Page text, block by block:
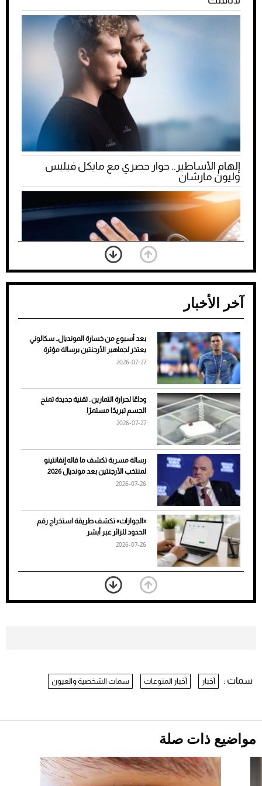
إلهام الأساطير.. حوار حصري مع مايكل فيلبس
وليون مارشان
ضعف تبريد مكيف السيارة عند الوقوف.. أشهر
الأسباب والحلول
7 نصائح لاختيار لون البنطلون المناسب للقميص
الأسود
آخر الأخبار
بعد أسبوع من خسارة المونديال.. سكالوني
يعتذر لجماهير الأرجنتين برسالة مؤثرة
2026-07-27
وداعًا لحرارة التمارين.. تقنية جديدة تمنح
الجسم تبريدًا مستمرًا
2026-07-27
رسالة مسربة تكشف ما قاله إنفانتينو
لمنتخب الأرجنتين بعد مونديال 2026
2026-07-26
«الجوازات» تكشف طريقة استخراج رقم
الحدود للزائر عبر أبشر
2026-07-26
بعد 7 أشهر من تعرضه لحادث مروع.. جوشوا
يفوز على برينغا بـ"الضربة القاضية" (فيديو)
قبل ليلة النزال.. اكتمال وزن أبطال "The
Comeback" في جدة (فيديو)
سمات : أخبار أخبار المنوعات سمات الشخصية والعيون
مواضيع ذات صلة